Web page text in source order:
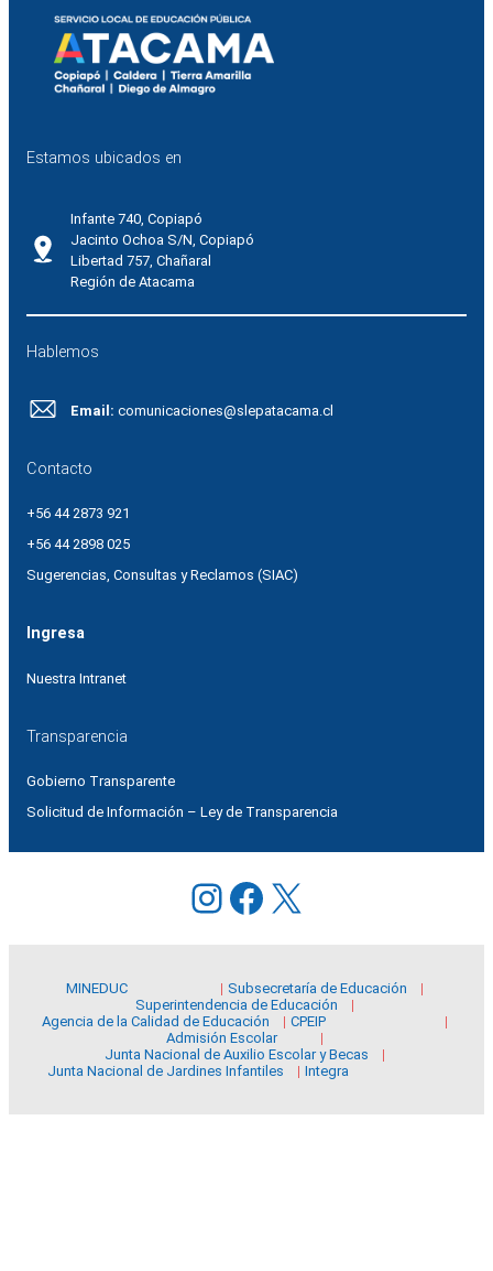
Estamos ubicados en
Infante 740, Copiapó
Jacinto Ochoa S/N, Copiapó
Libertad 757, Chañaral
Región de Atacama
Hablemos
Email: comunicaciones@slepatacama.cl
Contacto
+56 44 2873 921
+56 44 2898 025
Sugerencias, Consultas y Reclamos (SIAC)
Ingresa
Nuestra Intranet
Transparencia
Gobierno Transparente
Solicitud de Información – Ley de Transparencia
Instagram
Facebook
X
MINEDUC
Subsecretaría de Educación
Superintendencia de Educación
Agencia de la Calidad de Educación
CPEIP
Admisión Escolar
Junta Nacional de Auxilio Escolar y Becas
Junta Nacional de Jardines Infantiles
Integra